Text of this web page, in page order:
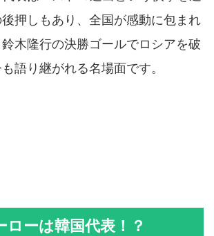
押しもあり、全国が感動に包まれ
木隆行の決勝ゴールでロシアを破
語り継がれる名場面です。
ローは韓国代表！？